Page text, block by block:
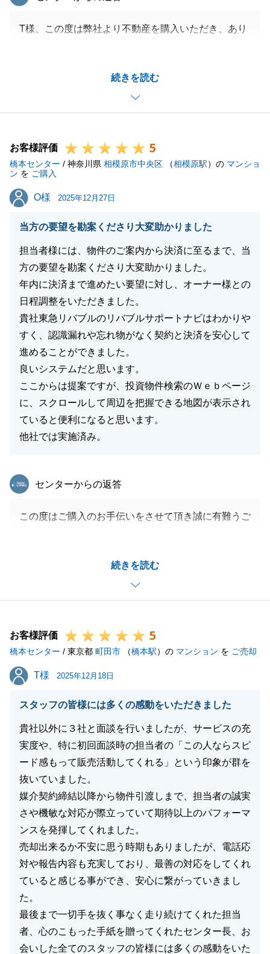
続きを読む
T様、この度は弊社より不動産を購入いただき、あり
丁寧な接客でお客様に喜んでいただけるように精進致
します。
たら、いつでもお声がけ下さいませ。
お客様評価 5
橋本センター / 神奈川県 相模原市中央区 （相模原駅）の マンショ
ン を ご購入
O様
O様 2025年12月27日
当方の要望を勘案くださり大変助かりました
担当者様には、物件のご案内から決済に至るまで、当
方の要望を勘案くださり大変助かりました。
年内に決済まで進めたい要望に対し、オーナー様との
日程調整をいただきました。
貴社東急リバブルのリバブルサポートナビはわかりや
すく、認識漏れや忘れ物がなく契約と決済を安心して
進めることができました。
良いシステムだと思います。
ここからは提案ですが、投資物件検索のＷｅｂページ
に、スクロールして周辺を把握できる地図が表示され
ていると便利になると思います。
他社では実施済み。
続きを読む
東急リバブル
センターからの返答
この度はご購入のお手伝いをさせて頂き誠に有難うご
かげで無事にお取引を完了することができました。
今後も長いお付き合いができればと存じます。
引き続き宜しくお願い申し上げます。
閉じる
お客様評価 5
橋本センター / 東京都 町田市 （橋本駅）の マンション を ご売却
T様
T様 2025年12月18日
スタッフの皆様には多くの感動をいただきました
貴社以外に３社と面談を行いましたが、サービスの充
実度や、特に初回面談時の担当者の「この人ならスピ
ード感もって販売活動してくれる」という印象が群を
抜いていました。
媒介契約締結以降から物件引渡しまで、担当者の誠実
さや機敏な対応が際立っていて期待以上のパフォーマ
ンスを発揮してくれました。
売却出来るか不安に思う時期もありましたが、電話応
対や報告内容も充実しており、最善の対応をしてくれ
ていると感じる事ができ、安心に繋がっていきまし
た。
最後まで一切手を抜く事なく走り続けてくれた担当
者、心のこもった手紙を贈ってくれたセンター長、お
会いした全てのスタッフの皆様には多くの感動をいた